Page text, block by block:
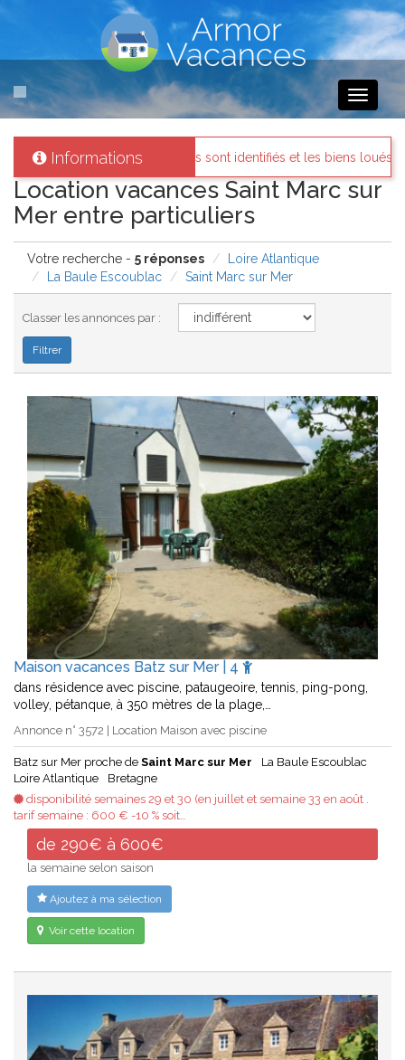
Toggle
Informations
sont identifiés et les biens loués existent réellement.
Location vacances Saint Marc sur
Mer entre particuliers
Votre recherche - 5 réponses
Loire Atlantique
La Baule Escoublac
Saint Marc sur Mer
Classer les annonces par :
Maison vacances Batz sur Mer | 4
dans résidence avec piscine, pataugeoire, tennis, ping-pong,
volley, pétanque, à 350 mètres de la plage,…
Annonce n° 3572 | Location Maison avec piscine
Batz sur Mer proche de Saint Marc sur Mer
La Baule Escoublac
Loire Atlantique
Bretagne
disponibilité semaines 29 et 30 (en juillet et semaine 33 en août .
tarif semaine : 600 € -10 % soit…
de 290€ à 600€
la semaine selon saison
Ajoutez à ma sélection
Voir cette location